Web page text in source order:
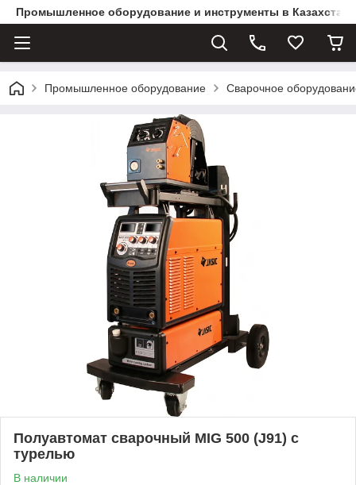
Промышленное оборудование и инструменты в
Промышленное оборудование Сварочное
Полуавтомат сварочный MIG 500 (J91) с
турелью
В наличии